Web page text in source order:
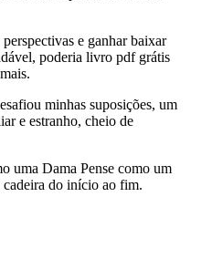
e ganhar baixar
poderia livro pdf grátis
minhas suposições, um
e estranho, cheio de
uma Dama Pense como um
cadeira do início ao fim.